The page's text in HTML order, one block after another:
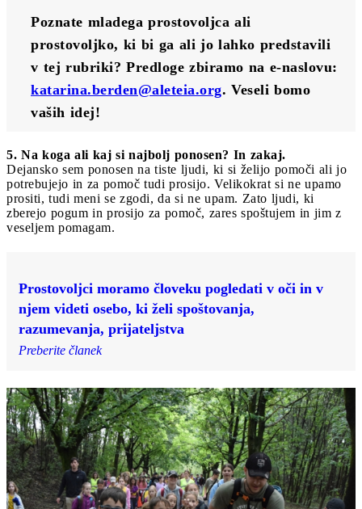
Poznate mladega prostovoljca ali
prostovoljko, ki bi ga ali jo lahko predstavili
katarina.berden@aleteia.org. Veseli bomo
vaših idej!
5. Na koga ali kaj si najbolj ponosen? In zakaj.
Dejansko sem ponosen na tiste ljudi, ki si želijo pomoči ali jo
potrebujejo in za pomoč tudi prosijo. Velikokrat si ne upamo
prositi, tudi meni se zgodi, da si ne upam. Zato ljudi, ki
zberejo pogum in prosijo za pomoč, zares spoštujem in jim z
veseljem pomagam.
Prostovoljci moramo človeku pogledati v oči in v
njem videti osebo, ki želi spoštovanja,
razumevanja, prijateljstva
Preberite članek